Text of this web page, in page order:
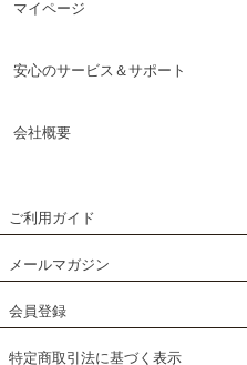
マイページ
安心のサービス＆サポート
会社概要
ご利用ガイド
メールマガジン
会員登録
特定商取引法に基づく表示